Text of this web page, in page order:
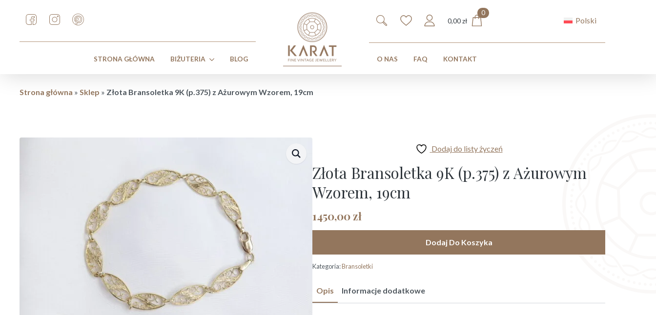
STRONA GŁÓWNA BIŻUTERIA BLOG
0,00zł
0
Polski
O NAS FAQ KONTAKT
Strona główna » Sklep » Złota Bransoletka 9K (p.375) z Ażurowym Wzorem, 19cm
Dodaj do listy życzeń
Złota Bransoletka 9K (p.375) z Ażurowym
Wzorem, 19cm
1450,00 zł
Dodaj Do Koszyka
Kategoria:Bransoletki
Opis Informacje dodatkowe